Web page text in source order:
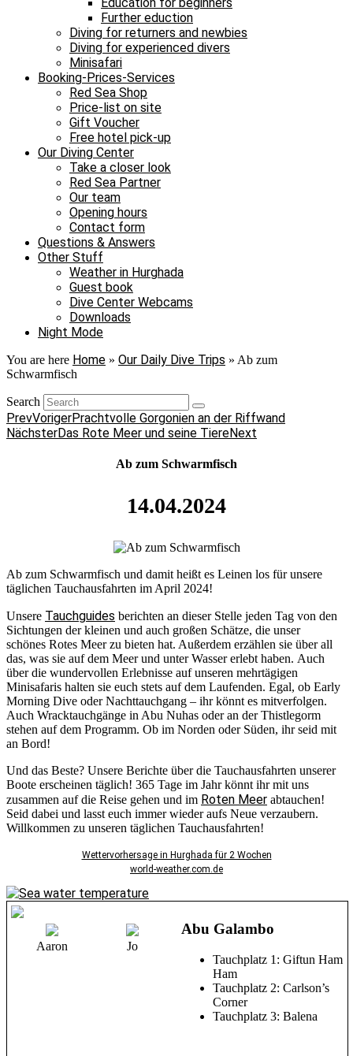
Further eduction
Diving for returners and newbies
Diving for experienced divers
Minisafari
Booking-Prices-Services
Red Sea Shop
Price-list on site
Gift Voucher
Free hotel pick-up
Our Diving Center
Take a closer look
Red Sea Partner
Our team
Opening hours
Contact form
Questions & Answers
Other Stuff
Weather in Hurghada
Guest book
Dive Center Webcams
Downloads
Night Mode
You are here Home » Our Daily Dive Trips » Ab zum
Schwarmfisch
Search
PrevVorigerPrachtvolle Gorgonien an der Riffwand
NächsterDas Rote Meer und seine TiereNext
Ab zum Schwarmfisch
14.04.2024
Ab zum Schwarmfisch und damit heißt es Leinen los für unsere
täglichen Tauchausfahrten im April 2024!
Unsere Tauchguides berichten an dieser Stelle jeden Tag von den
Sichtungen der kleinen und auch großen Schätze, die unser
schönes Rotes Meer zu bieten hat. Außerdem erzählen sie über all
das, was sie auf dem Meer und unter Wasser erlebt haben. Auch
über die wundervollen Erlebnisse auf unseren mehrtägigen
Minisafaris halten sie euch stets auf dem Laufenden. Egal, ob Early
Morning Dive oder Nachttauchgang – ihr könnt es mitverfolgen.
Auch Wracktauchgänge in Abu Nuhas oder an der Thistlegorm
stehen auf dem Programm. Ob im Norden oder Süden, ihr seid mit
an Bord!
Und das Beste? Unsere Berichte über die Tauchausfahrten unserer
Boote erscheinen täglich! 365 Tage im Jahr könnt ihr mit uns
zusammen auf die Reise gehen und im Roten Meer abtauchen!
Seid dabei und lasst euch immer wieder aufs Neue verzaubern.
Willkommen zu unseren täglichen Tauchausfahrten!
Wettervorhersage in Hurghada für 2 Wochen
world-weather.com.de
Aaron Jo
Abu Galambo
Tauchplatz 1: Giftun Ham
Ham
Tauchplatz 2: Carlson’s
Corner
Tauchplatz 3: Balena